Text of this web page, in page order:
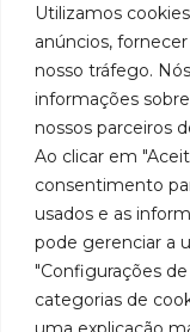
Utilizamos
anúncios,
nosso tráfego.
informações
nossos parceiros
Ao clicar em
consentimento
usados e as
pode gerenciar a
"Configurações
categorias de
líder
em
fabricação
de
para
e
Políticas
de
Cookies
A
Seja